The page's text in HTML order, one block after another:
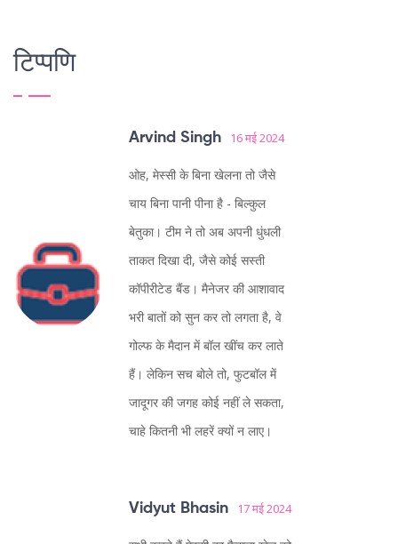
टिप्पणि
Arvind Singh 16 मई 2024
ओह, मेस्सी के बिना खेलना तो जैसे
चाय बिना पानी पीना है - बिल्कुल
बेतुका। टीम ने तो अब अपनी धुंधली
ताकत दिखा दी, जैसे कोई सस्ती
कॉपीरीटेड बैंड। मैनेजर की आशावाद
भरी बातों को सुन कर तो लगता है, वे
गोल्फ के मैदान में बॉल खींच कर लाते
हैं। लेकिन सच बोले तो, फुटबॉल में
जादूगर की जगह कोई नहीं ले सकता,
चाहे कितनी भी लहरें क्यों न लाए।
Vidyut Bhasin 17 मई 2024